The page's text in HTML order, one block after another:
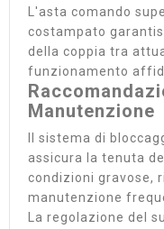
L'asta comando
costampato
della coppia tra
funzionamento
Manutenzione
Il sistema di
assicura la tenuta
condizioni gravose,
manutenzione
La regolazione del